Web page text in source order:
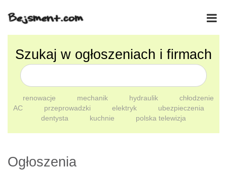
Szukaj w ogłoszeniach i firmach
renowacje mechanik hydraulik
chłodzenie
AC
przeprowadzki elektryk
ubezpieczenia
dentysta
kuchnie polska telewizja
Ogłoszenia